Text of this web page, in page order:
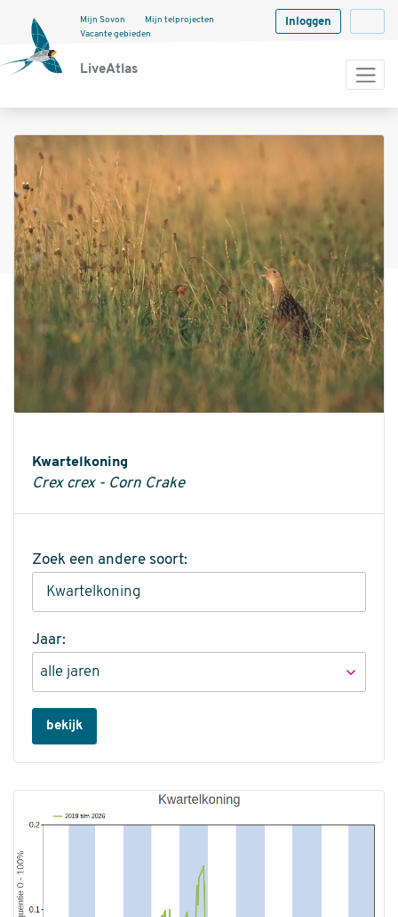
LiveAtlas
Mijn Sovon
Mijn telprojecten
Vacante gebieden
Inloggen
Kwartelkoning
Crex crex - Corn Crake
Zoek een andere soort:
Jaar:
bekijk